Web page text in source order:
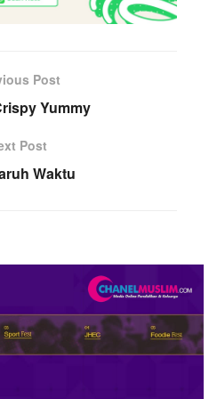
Post
Yummy
Post
Waktu